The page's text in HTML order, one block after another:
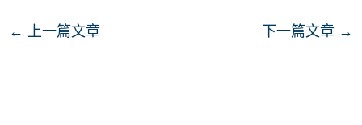
← 上一篇文章 下一篇文章 →